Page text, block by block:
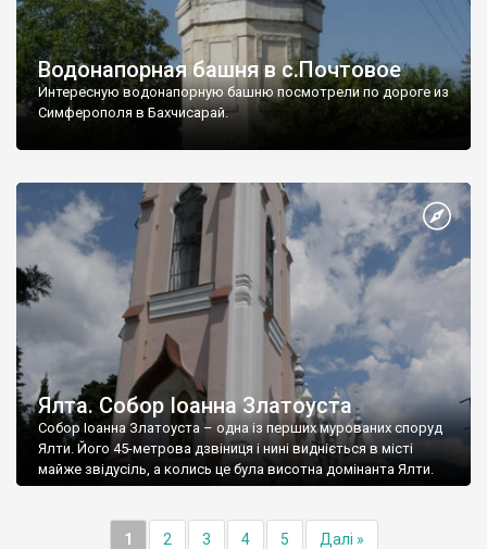
Водонапорная башня в с.Почтовое
Интересную водонапорную башню посмотрели по дороге из
Симферополя в Бахчисарай.
Ялта. Собор Іоанна Златоуста
Собор Іоанна Златоуста – одна із перших мурованих споруд
Ялти. Його 45-метрова дзвіниця і нині видніється в місті
майже звідусіль, а колись це була висотна домінанта Ялти.
1 2 3 4 5 Далі »